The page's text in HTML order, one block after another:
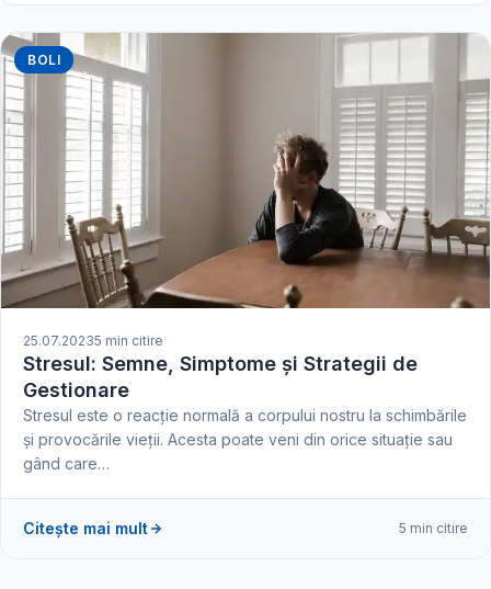
BOLI
25.07.20235 min citire
Stresul: Semne, Simptome și Strategii de
Gestionare
Stresul este o reacție normală a corpului nostru la schimbările
și provocările vieții. Acesta poate veni din orice situație sau
gând care…
Citește mai mult 5 min citire